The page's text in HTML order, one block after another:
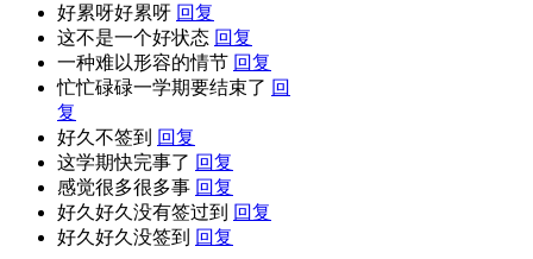
好累呀好累呀 回复
这不是一个好状态 回复
一种难以形容的情节 回复
忙忙碌碌一学期要结束了 回
复
好久不签到 回复
这学期快完事了 回复
感觉很多很多事 回复
好久好久没有签过到 回复
好久好久没签到 回复